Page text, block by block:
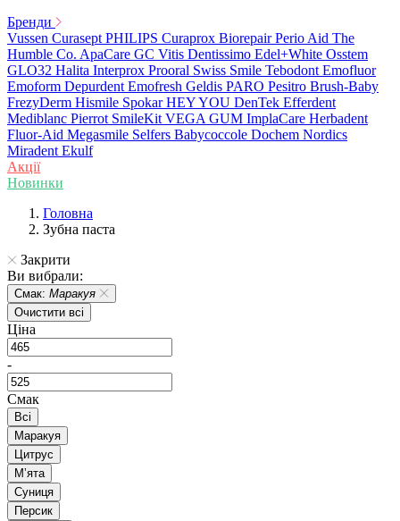
Бренди
Vussen Curasept PHILIPS Curaprox Biorepair Perio Aid The
Humble Co. ApaCare GC Vitis Dentissimo Edel+White Osstem
GLO32 Halita Interprox Prooral Swiss Smile Tebodont Emofluor
Emoform Depurdent Emofresh Geldis PARO Pesitro Brush-Baby
FrezyDerm Hismile Spokar HEY YOU DenTek Efferdent
Mediblanc Pierrot SmileKit VEGA GUM ImplaCare Herbadent
Fluor-Aid Megasmile Selfers Babycoccole Dochem Nordics
Miradent Ekulf
Акції
Новинки
Головна
Зубна паста
Закрити
Ви вибрали:
Смак: Маракуя
Очистити всі
Ціна
-
Смак
Всі
Маракуя
Цитрус
Мʼята
Суниця
Персик